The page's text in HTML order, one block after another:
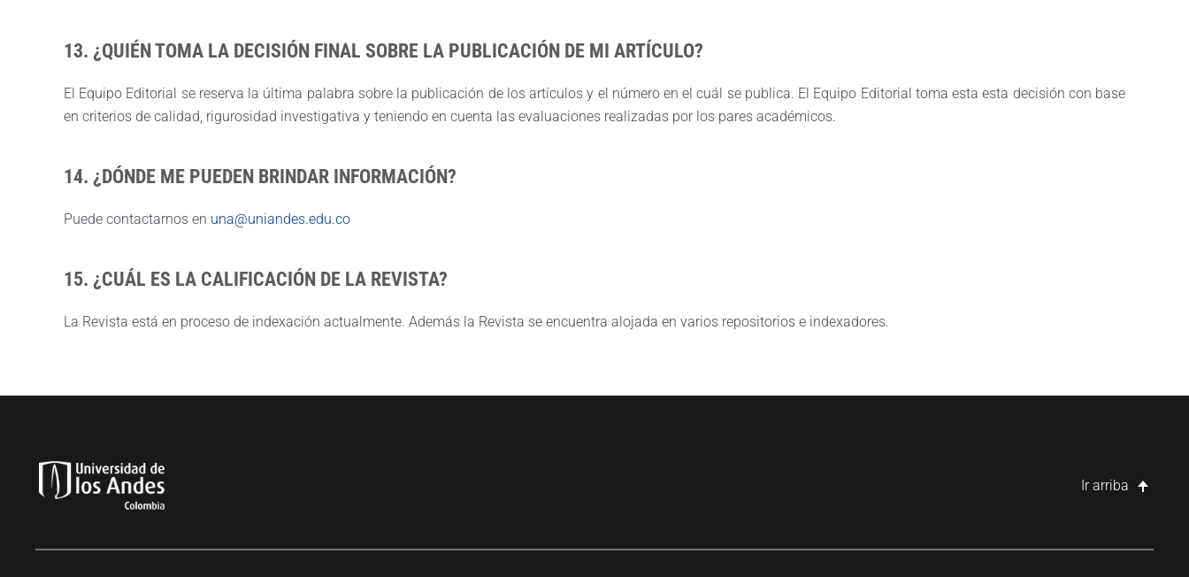
13. ¿QUIÉN TOMA LA DECISIÓN FINAL SOBRE LA PUBLICACIÓN DE MI ARTÍCULO?
El Equipo Editorial se reserva la última palabra sobre la publicación de los artículos y el número en el cuál se publica. El Equipo Editorial toma esta esta decisión con base
en criterios de calidad, rigurosidad investigativa y teniendo en cuenta las evaluaciones realizadas por los pares académicos.
14. ¿DÓNDE ME PUEDEN BRINDAR INFORMACIÓN?
Puede contactarnos en una@uniandes.edu.co
15. ¿CUÁL ES LA CALIFICACIÓN DE LA REVISTA?
La Revista está en proceso de indexación actualmente. Además la Revista se encuentra alojada en varios repositorios e indexadores.
Ir arriba